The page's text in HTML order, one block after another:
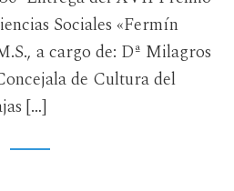
Sociales «Fermín
a cargo de: Dª Milagros
de Cultura del
[…]